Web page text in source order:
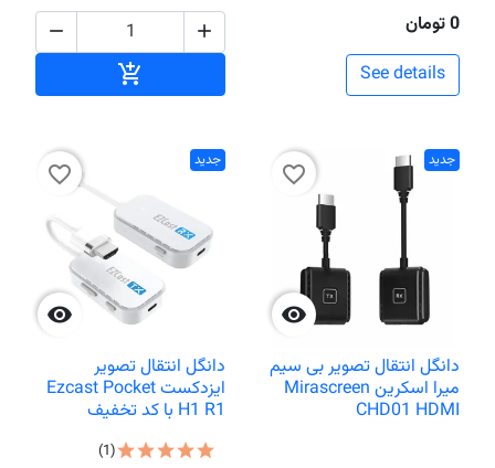
0 تومان
See details



جدید

favorite_border
دانگل انتقال تصویر بی سیم
میرا اسکرین Mirascreen
CHD01 HDMI
جدید

favorite_border
دانگل انتقال تصویر
ایزدکست Ezcast Pocket
H1 R1 با کد تخفیف
(1)